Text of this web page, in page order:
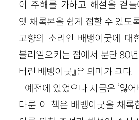
이 주해를 가하고 해설을 곁들
옛 채록본을 쉽게 접할 수 있도
고향의 소리인 배뱅이굿에 대
불러일으키는 점에서 분단 80년
버린 배뱅이굿』은 의미가 크다.
예전에 있었으나 지금은 ‘잃
다룬 이 책은 배뱅이굿을 채록